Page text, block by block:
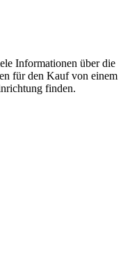
Informationen über die
für den Kauf von einem
finden.